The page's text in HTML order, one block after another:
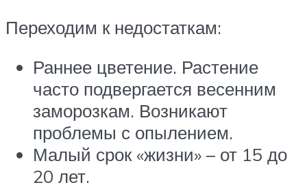
Переходим к недостаткам:
Раннее цветение. Растение
часто подвергается весенним
заморозкам. Возникают
проблемы с опылением.
Малый срок «жизни» – от 15 до
20 лет.